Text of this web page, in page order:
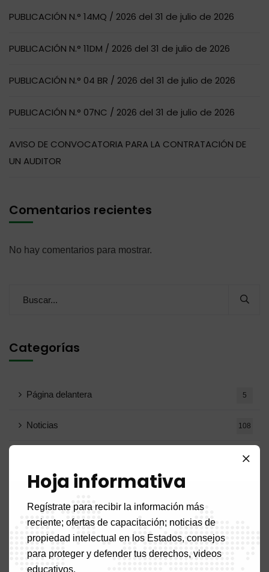
PUBLICACIÓN N.° 14MQ / 2026 del 31 de julio de 2026
PUBLICACIÓN N.° 11DM / 2026 del 31 de julio de 2026
PUBLICACIÓN N.° 04 BR / 2026 del 31 de julio de 2026
PUBLICACIÓN N.° 07NC / 2026 del 31 de julio de 2026
AVISO DE CONVOCATORIA PARA LA CONTRATACIÓN DE
UN AUDITOR
Comentarios recientes
No hay comentarios para mostrar.
Categorías
Página delantera 5
Noticias 108
52
Benigno
Burkina Faso
Hoja informativa
Regístrate para recibir la información más
reciente; ofertas de capacitación; noticias de
propiedad intelectual en los Estados, consejos
para proteger y defender tus derechos, videos
educativos.